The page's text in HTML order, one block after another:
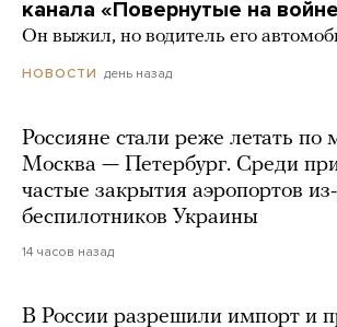
канала «Повернутые на
Он выжил, но водитель его
НОВОСТИ день назад
Россияне стали реже летать по
Москва — Петербург. Среди
частые закрытия аэропортов
беспилотников Украины
14 часов назад
В России разрешили импорт и